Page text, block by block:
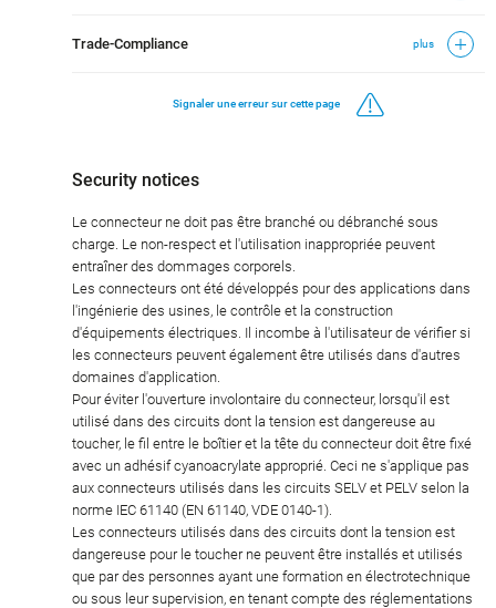
Trade-Compliance plus
Signaler une erreur sur cette page
Security notices
Le connecteur ne doit pas être branché ou débranché sous
charge. Le non-respect et l'utilisation inappropriée peuvent
entraîner des dommages corporels.
Les connecteurs ont été développés pour des applications dans
l'ingénierie des usines, le contrôle et la construction
d'équipements électriques. Il incombe à l'utilisateur de vérifier si
les connecteurs peuvent également être utilisés dans d'autres
domaines d'application.
Pour éviter l'ouverture involontaire du connecteur, lorsqu'il est
utilisé dans des circuits dont la tension est dangereuse au
toucher, le fil entre le boîtier et la tête du connecteur doit être fixé
avec un adhésif cyanoacrylate approprié. Ceci ne s'applique pas
aux connecteurs utilisés dans les circuits SELV et PELV selon la
norme IEC 61140 (EN 61140, VDE 0140-1).
Les connecteurs utilisés dans des circuits dont la tension est
dangereuse pour le toucher ne peuvent être installés et utilisés
que par des personnes ayant une formation en électrotechnique
ou sous leur supervision, en tenant compte des réglementations